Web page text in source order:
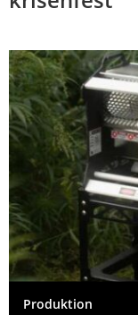
Produktion